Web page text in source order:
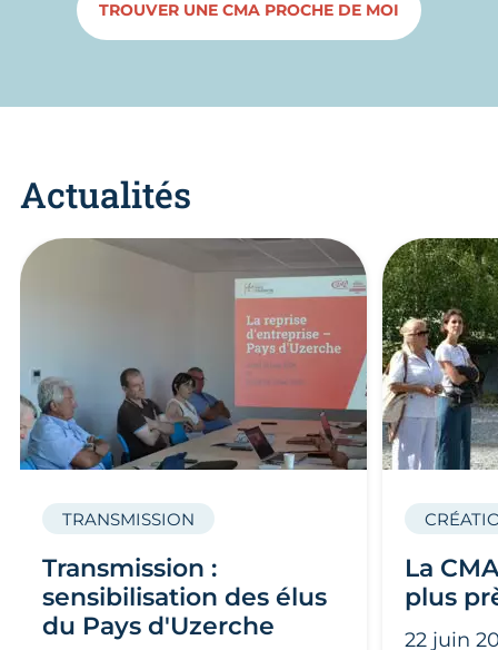
TROUVER UNE CMA PROCHE DE MOI
Actualités
Transmission :
sensibilisation des élus
du Pays d'Uzerche
TRANSMISSION
La
plus
22 juin